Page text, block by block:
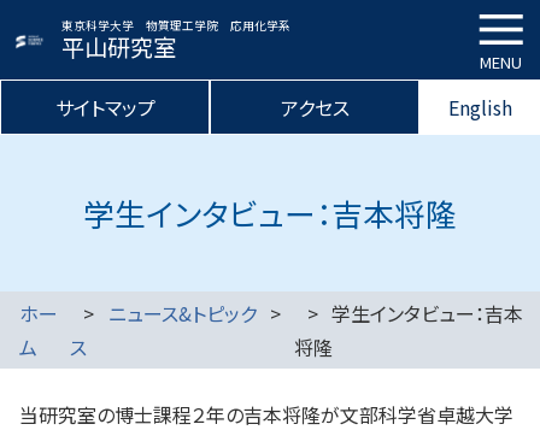
東京科学大学 物質理工学院 応用化学系
平山研究室 MENU
サイトマップ アクセス English
学生インタビュー：吉本将隆
ホー
ム
ニュース&トピック
ス
学生インタビュー：吉本
将隆
当研究室の博士課程２年の吉本将隆が文部科学省卓越大学